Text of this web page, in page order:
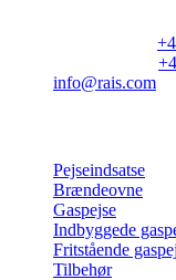
100 cm
Håndtag
info@rais.com
Pejseindsatse
Brændeovne
Gaspejse
Indbyggede
Fritstående
Tilbehør